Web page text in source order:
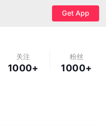
Get App
关注
1000+
粉丝
1000+